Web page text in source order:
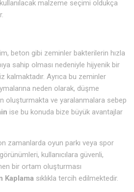
malzeme seçimi oldukça
beton gibi zeminler bakterilerin hızla
sahip olması nedeniyle hijyenik bir
kalmaktadır. Ayrıca bu zeminler
neden olarak, düşme
oluşturmakta ve yaralanmalara sebep
ise bu konuda bize büyük avantajlar
zamanlarda oyun parkı veya spor
kullanıcılara güvenli,
bir ortam oluşturması
Kaplama sıklıkla tercih edilmektedir.